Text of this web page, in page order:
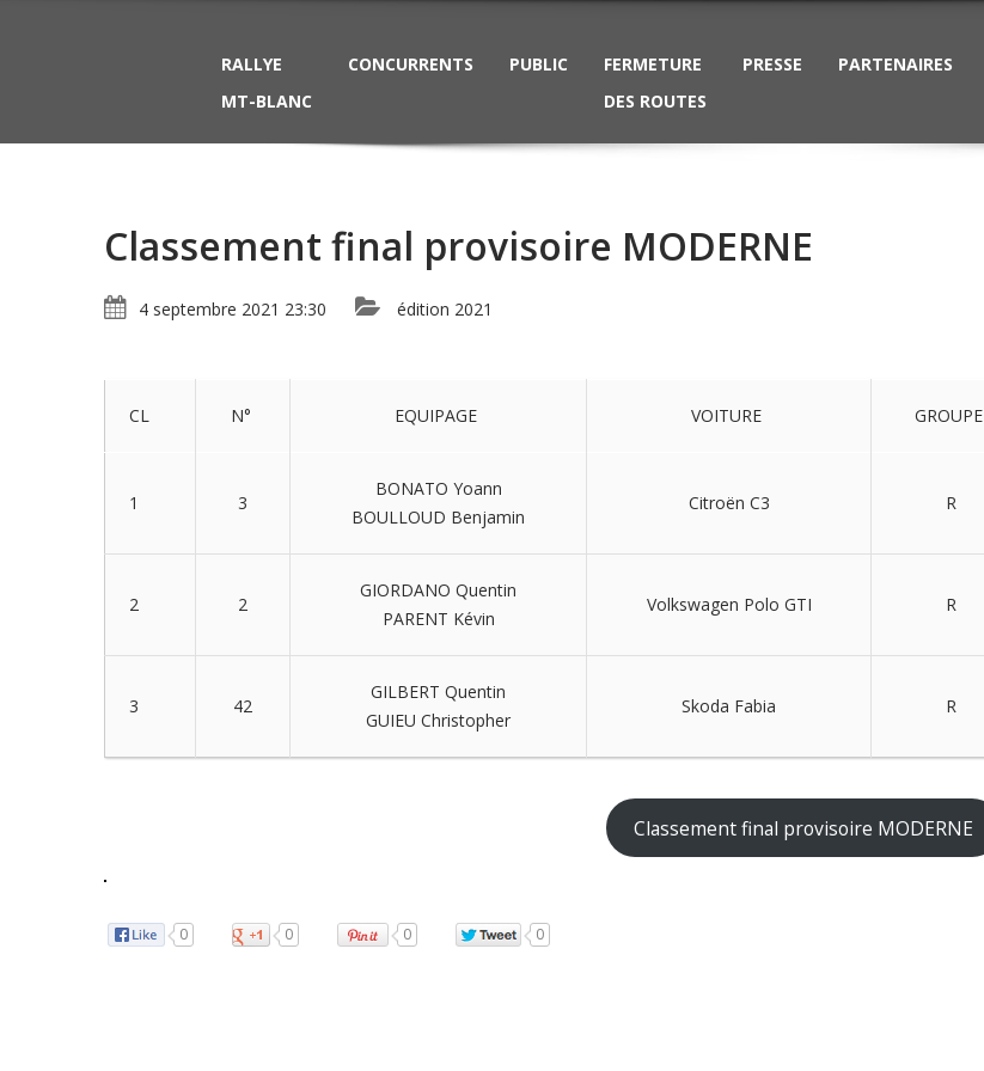
RALLYE
MT-BLANC
CONCURRENTS PUBLIC
FERMETURE
DES ROUTES
PRESSE PARTENAIRES
Classement final provisoire MODERNE
4 septembre 2021 23:30 édition 2021
CL N° EQUIPAGE VOITURE GROUPE
1 3
BONATO Yoann
BOULLOUD Benjamin
Citroën C3 R
2 2
GIORDANO Quentin
PARENT Kévin
Volkswagen Polo GTI R
3 42
GILBERT Quentin
GUIEU Christopher
Skoda Fabia R
Classement final provisoire MODERNE
0 0 0 0